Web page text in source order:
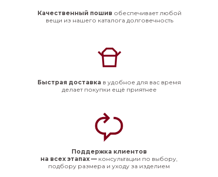
Качественный пошив обеспечивает любой
вещи из нашего каталога долговечность
Быстрая доставка в удобное для вас время
делает покупки ещё приятнее
Поддержка клиентов
на всех этапах — консультации по выбору,
подбору размера и уходу за изделием